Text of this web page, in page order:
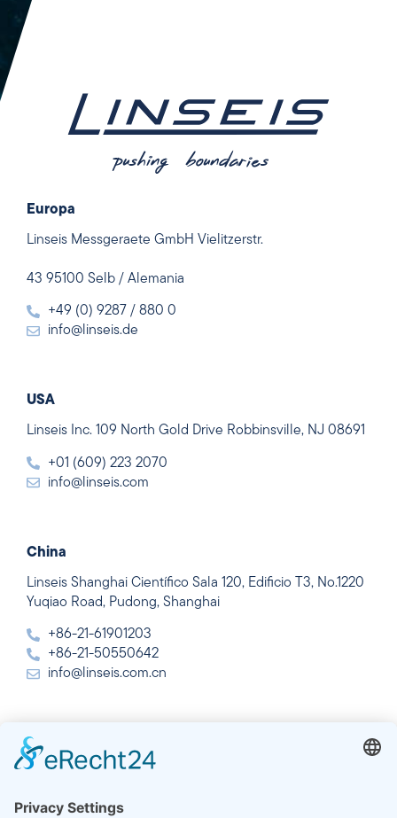
Europa
Linseis Messgeraete GmbH Vielitzerstr.
43 95100 Selb / Alemania
+49 (0) 9287 / 880 0
info@linseis.de
USA
Linseis Inc. 109 North Gold Drive Robbinsville, NJ 08691
+01 (609) 223 2070
info@linseis.com
China
Linseis Shanghai Científico Sala 120, Edificio T3, No.1220
Yuqiao Road, Pudong, Shanghai
+86-21-61901203
+86-21-50550642
info@linseis.com.cn
India
Linseis Thermal Analysis India Pvt. Ltd. Parcela 65, 2ª
Delhi